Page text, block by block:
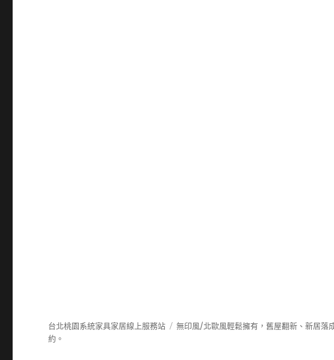
台北桃園系統家具家居線上服務站 無印風/北歐風輕鬆擁有，舊屋翻新、新居落
約。